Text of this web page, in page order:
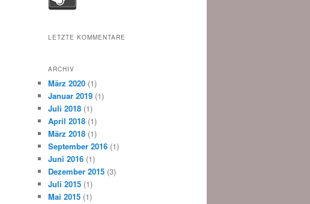
LETZTE KOMMENTARE
ARCHIV
März 2020 (1)
Januar 2019 (1)
Juli 2018 (1)
April 2018 (1)
März 2018 (1)
September 2016 (1)
Juni 2016 (1)
Dezember 2015 (3)
Juli 2015 (1)
Mai 2015 (1)